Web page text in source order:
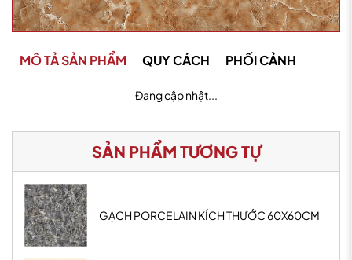
MÔ TẢ SẢN PHẨM QUY CÁCH PHỐI CẢNH
Đang cập nhật...
SẢN PHẨM TƯƠNG TỰ
GẠCH PORCELAIN KÍCH THƯỚC 60X60CM